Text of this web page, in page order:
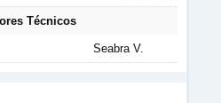
Técnicos
Seabra V.